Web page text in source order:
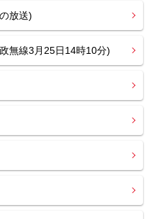
放送)
無線3月25日14時10分)